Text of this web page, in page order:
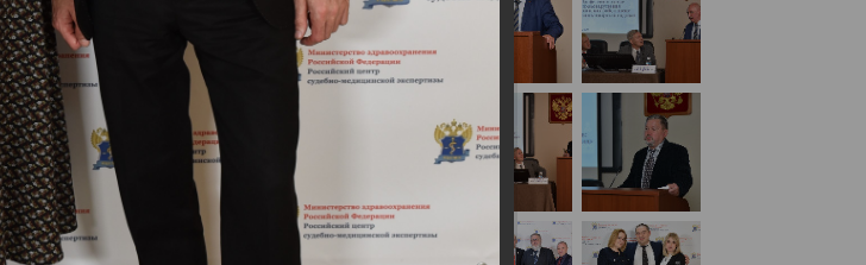
практическая конференция с международным участием